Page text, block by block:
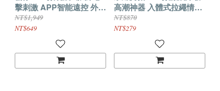
擊刺激 APP智能遠控 外出
穿戴雙感跳蛋
NT$1,949
NT$649
高潮神器 入體式拉繩情趣
跳蛋【紅色】
NT$870
NT$279